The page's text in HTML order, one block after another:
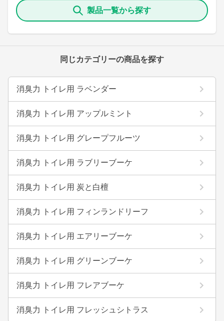
製品一覧から探す
同じカテゴリーの商品を探す
消臭力 トイレ用 ラベンダー
消臭力 トイレ用 アップルミント
消臭力 トイレ用 グレープフルーツ
消臭力 トイレ用 ラブリーブーケ
消臭力 トイレ用 炭と白檀
消臭力 トイレ用 フィンランドリーフ
消臭力 トイレ用 エアリーブーケ
消臭力 トイレ用 グリーンブーケ
消臭力 トイレ用 フレアブーケ
消臭力 トイレ用 フレッシュシトラス